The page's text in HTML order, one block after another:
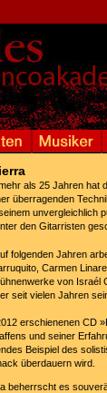
als 25 Jahren hat
überragenden
unvergleichlich
den Gitarristen
folgenden Jahren
Carmen
von Israél
seit vielen Jahren
erschienenen CD
und seiner
Beispiel des
überdauern wird.
beherrscht es